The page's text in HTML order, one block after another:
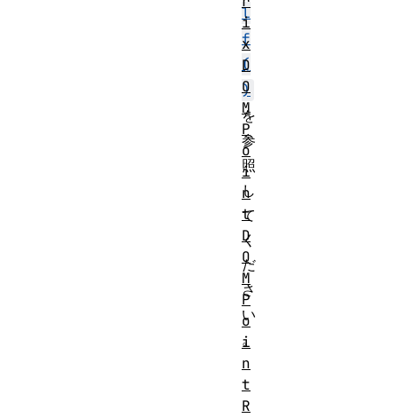
l
f
(
)
を
参
照
し
て
く
だ
さ
い
。
i
x
D
O
M
P
o
i
n
t
D
O
M
P
o
i
n
t
R